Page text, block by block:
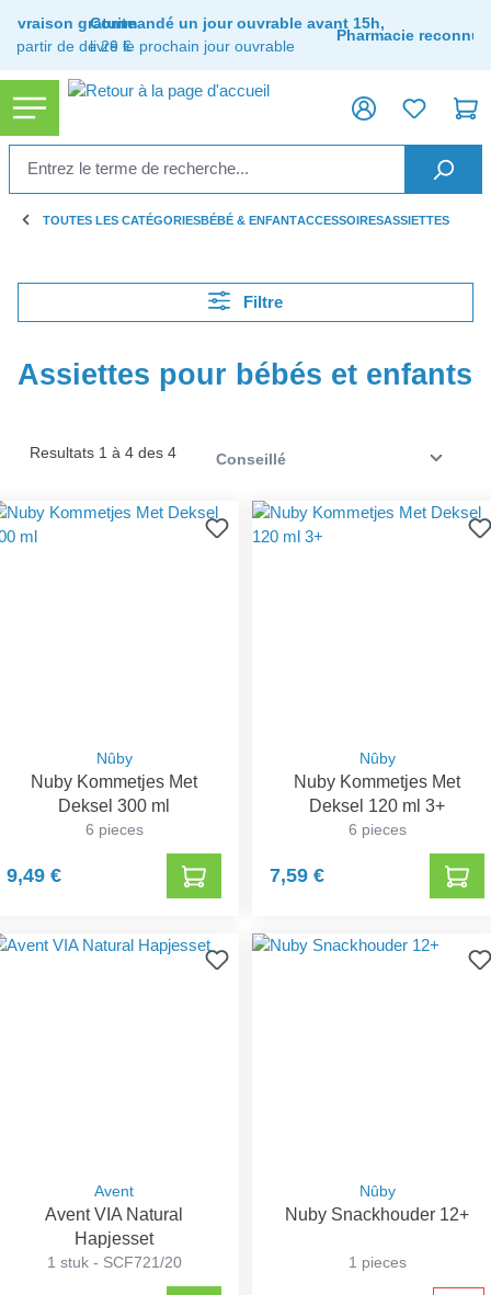
principal
Livraison gratuite
à partir de de 29 €
Commandé un jour ouvrable avant 15h,
livré le prochain jour ouvrable
Pharmacie reconnue
TOUTES LES CATÉGORIESBÉBÉ & ENFANTACCESSOIRESASSIETTES
Filtre
Assiettes pour bébés et enfants
Resultats 1 à 4 des 4
Nûby
Nuby Kommetjes Met
Deksel 300 ml
6 pieces
9,49 €
Nûby
Nuby Kommetjes Met
Deksel 120 ml 3+
6 pieces
7,59 €
Avent
Avent VIA Natural
Hapjesset
1 stuk - SCF721/20
Nûby
Nuby Snackhouder 12+
1 pieces